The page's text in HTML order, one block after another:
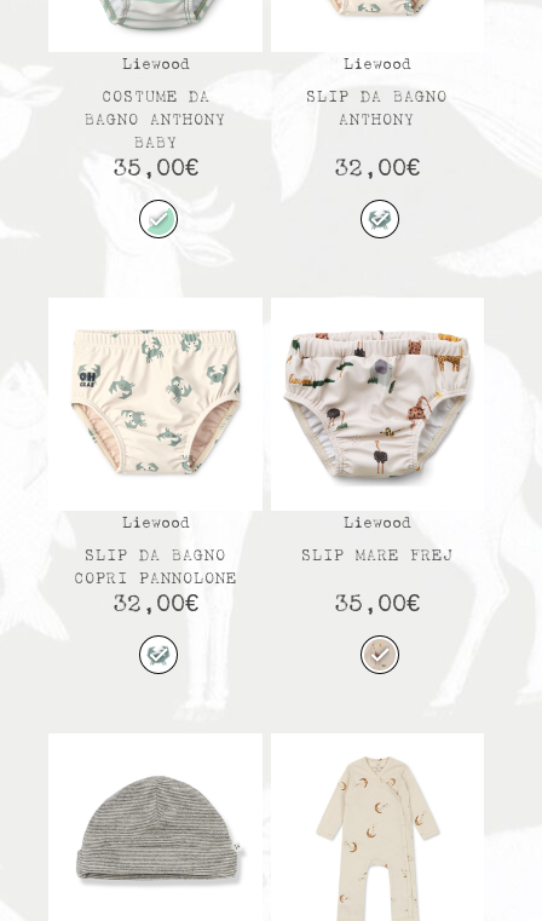
Liewood
COSTUME DA
BAGNO ANTHONY
BABY
35,00€
Liewood
SLIP DA BAGNO
ANTHONY
32,00€
Liewood
SLIP DA BAGNO
COPRI PANNOLONE
32,00€
Liewood
SLIP MARE FREJ
35,00€